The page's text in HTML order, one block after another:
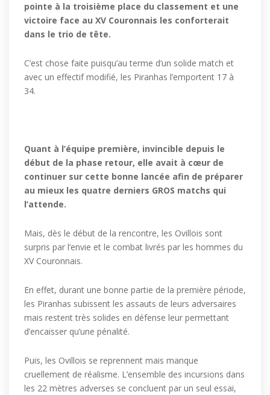
pointe à la troisième place du classement et une
victoire face au XV Couronnais les conforterait
dans le trio de tête.
C’est chose faite puisqu’au terme d’un solide match et
avec un effectif modifié, les Piranhas l’emportent 17 à
34.
Quant à l’équipe première, invincible depuis le
début de la phase retour, elle avait à cœur de
continuer sur cette bonne lancée afin de préparer
au mieux les quatre derniers GROS matchs qui
l’attende.
Mais, dès le début de la rencontre, les Ovillois sont
surpris par l’envie et le combat livrés par les hommes du
XV Couronnais.
En effet, durant une bonne partie de la première période,
les Piranhas subissent les assauts de leurs adversaires
mais restent très solides en défense leur permettant
d’encaisser qu’une pénalité.
Puis, les Ovillois se reprennent mais manque
cruellement de réalisme. L’ensemble des incursions dans
les 22 mètres adverses se concluent par un seul essai,